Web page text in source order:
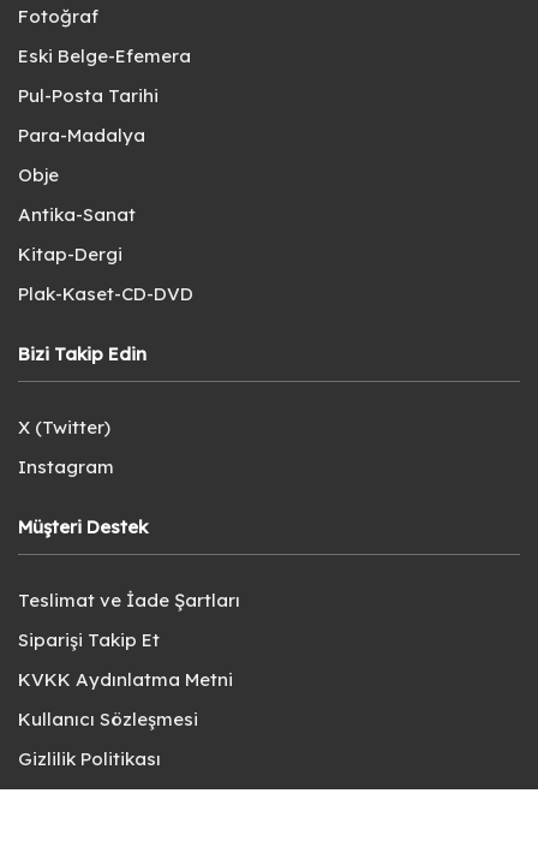
Fotoğraf
Eski Belge-Efemera
Pul-Posta Tarihi
Para-Madalya
Obje
Antika-Sanat
Kitap-Dergi
Plak-Kaset-CD-DVD
Bizi Takip Edin
X (Twitter)
Instagram
Müşteri Destek
Teslimat ve İade Şartları
Siparişi Takip Et
KVKK Aydınlatma Metni
Kullanıcı Sözleşmesi
Gizlilik Politikası